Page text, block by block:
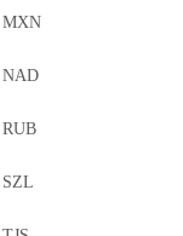
MXN
NAD
RUB
SZL